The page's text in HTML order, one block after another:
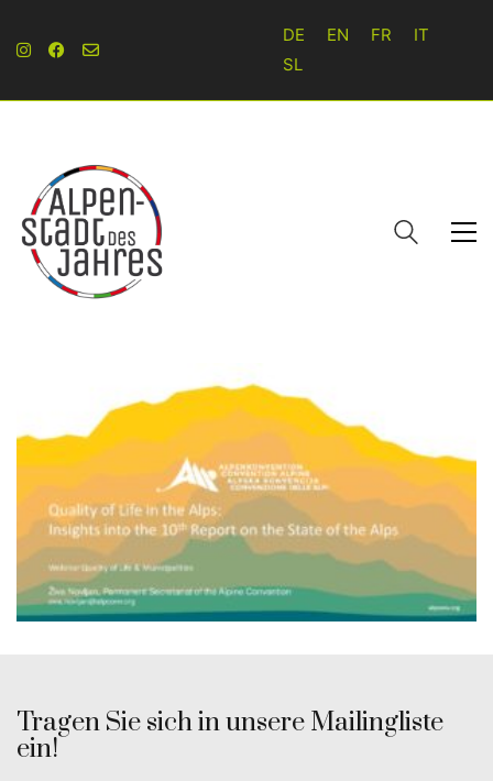
DE EN FR
IT
SL
Tragen Sie sich in unsere Mailingliste
ein!